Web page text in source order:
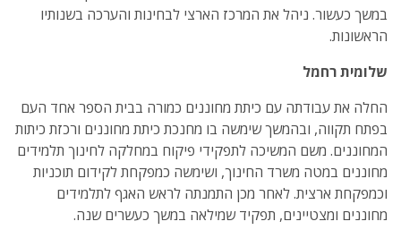
במשך כעשור. ניהל את המרכז הארצי לבחינות והערכה בשנותיו
הראשונות.
שלומית רחמל
החלה את עבודתה עם כיתת מחוננים כמורה בבית הספר אחד העם
בפתח תקווה, ובהמשך שימשה בו מחנכת כיתת מחוננים ורכזת כיתות
המחוננים. משם המשיכה לתפקידי פיקוח במחלקה לחינוך תלמידים
מחוננים במטה משרד החינוך, ושימשה כמפקחת לקידום תוכניות
וכמפקחת ארצית. לאחר מכן התמנתה לראש האגף לתלמידים
מחוננים ומצטיינים, תפקיד שמילאה במשך כעשרים שנה.